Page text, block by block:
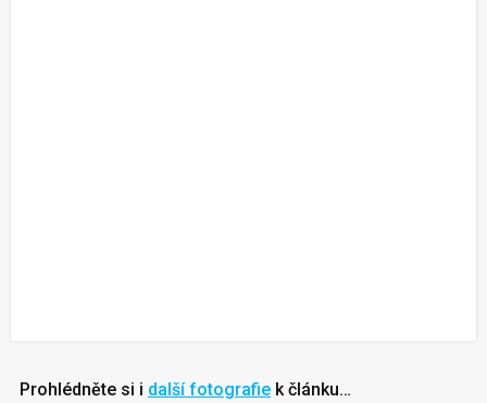
Prohlédněte si i další fotografie k článku…